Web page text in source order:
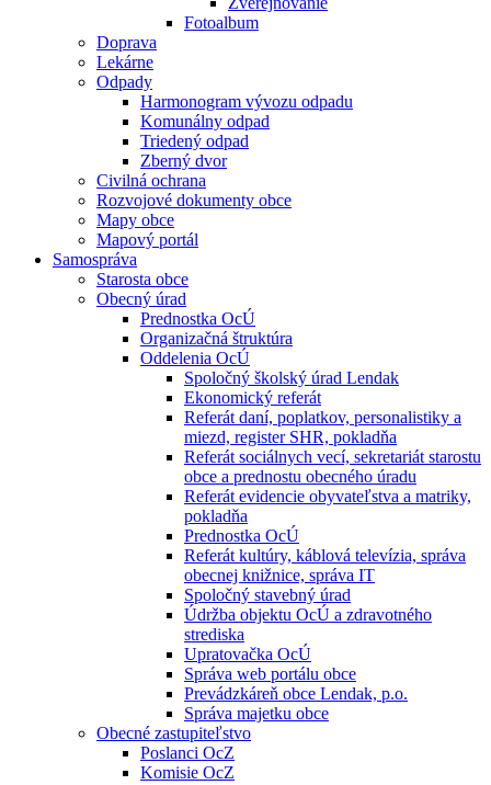
Fotoalbum
Doprava
Lekárne
Odpady
Harmonogram vývozu odpadu
Komunálny odpad
Triedený odpad
Zberný dvor
Civilná ochrana
Rozvojové dokumenty obce
Mapy obce
Mapový portál
Samospráva
Starosta obce
Obecný úrad
Prednostka OcÚ
Organizačná štruktúra
Oddelenia OcÚ
Spoločný školský úrad Lendak
Ekonomický referát
Referát daní, poplatkov, personalistiky a
miezd, register SHR, pokladňa
Referát sociálnych vecí, sekretariát starostu
obce a prednostu obecného úradu
Referát evidencie obyvateľstva a matriky,
pokladňa
Prednostka OcÚ
Referát kultúry, káblová televízia, správa
obecnej knižnice, správa IT
Spoločný stavebný úrad
Údržba objektu OcÚ a zdravotného
strediska
Upratovačka OcÚ
Správa web portálu obce
Prevádzkáreň obce Lendak, p.o.
Správa majetku obce
Obecné zastupiteľstvo
Poslanci OcZ
Komisie OcZ